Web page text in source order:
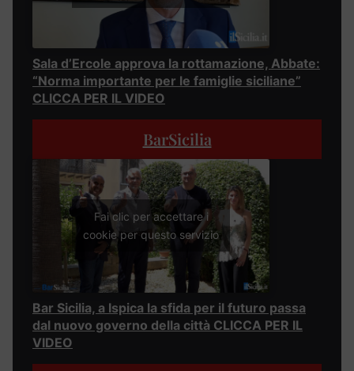
Sala d’Ercole approva la rottamazione, Abbate:
“Norma importante per le famiglie siciliane”
CLICCA PER IL VIDEO
BarSicilia
Fai clic per accettare i
cookie per questo servizio
Bar Sicilia, a Ispica la sfida per il futuro passa
dal nuovo governo della città CLICCA PER IL
VIDEO